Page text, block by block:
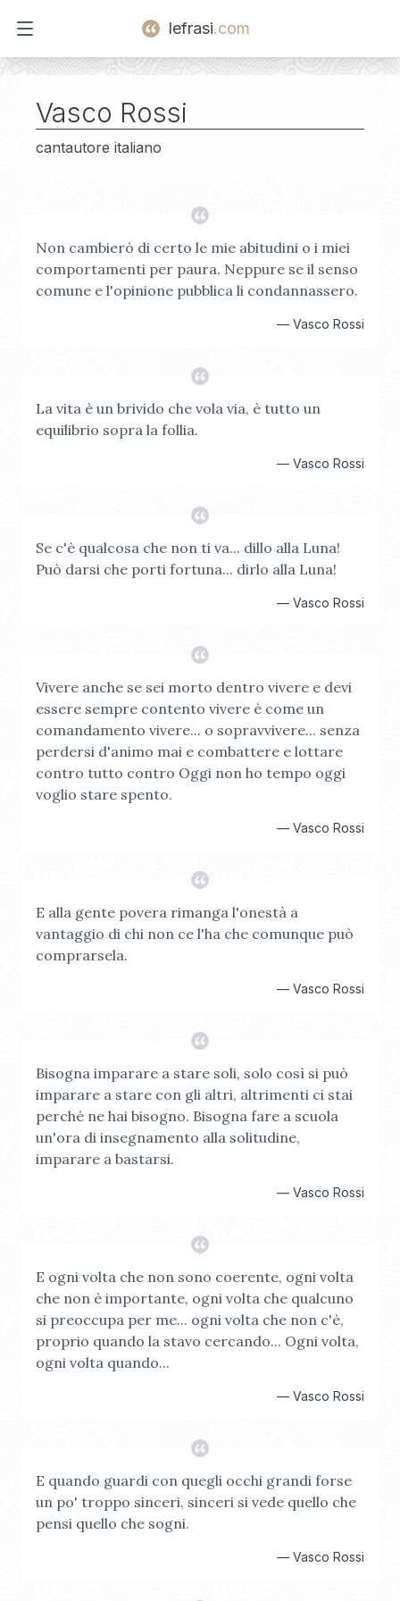
Open main menu
lefrasi.com
Vasco Rossi
cantautore italiano
Non cambierò di certo le mie abitudini o i miei
comportamenti per paura. Neppure se il senso
comune e l'opinione pubblica li condannassero.
— Vasco Rossi
La vita è un brivido che vola via, è tutto un
equilibrio sopra la follia.
— Vasco Rossi
Se c'è qualcosa che non ti va... dillo alla Luna!
Può darsi che porti fortuna... dirlo alla Luna!
— Vasco Rossi
Vivere anche se sei morto dentro vivere e devi
essere sempre contento vivere è come un
comandamento vivere... o sopravvivere... senza
perdersi d'animo mai e combattere e lottare
contro tutto contro Oggi non ho tempo oggi
voglio stare spento.
— Vasco Rossi
E alla gente povera rimanga l'onestà a
vantaggio di chi non ce l'ha che comunque può
comprarsela.
— Vasco Rossi
Bisogna imparare a stare soli, solo così si può
imparare a stare con gli altri, altrimenti ci stai
perché ne hai bisogno. Bisogna fare a scuola
un'ora di insegnamento alla solitudine,
imparare a bastarsi.
— Vasco Rossi
E ogni volta che non sono coerente, ogni volta
che non è importante, ogni volta che qualcuno
si preoccupa per me... ogni volta che non c'è,
proprio quando la stavo cercando... Ogni volta,
ogni volta quando...
— Vasco Rossi
E quando guardi con quegli occhi grandi forse
un po' troppo sinceri, sinceri si vede quello che
pensi quello che sogni.
— Vasco Rossi